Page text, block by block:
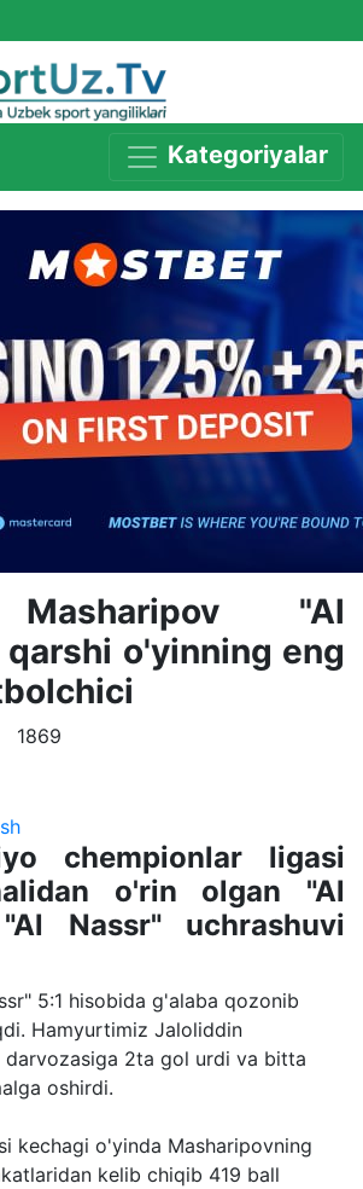
Kategoriyalar
"Al
qarshi o'yinning eng
1869
chempionlar ligasi
o'rin olgan "Al
Nassr" uchrashuvi
5:1 hisobida g'alaba qozonib
Hamyurtimiz Jaloliddin
darvozasiga 2ta gol urdi va bitta
oshirdi.
kechagi o'yinda Masharipovning
kelib chiqib 419 ball